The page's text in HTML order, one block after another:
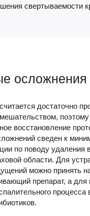
свертываемости
осложнения
достаточно
поэтому
восстановление
сведен к
по поводу удаления
области. Для
можно принять
препарат, а для
процесса